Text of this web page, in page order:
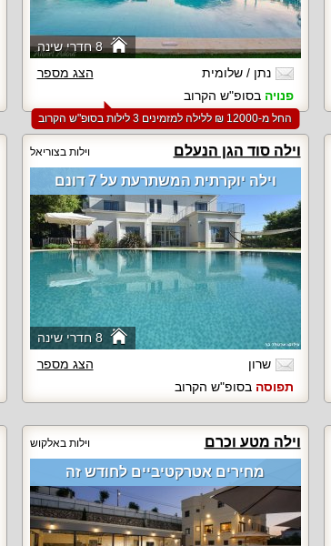
8 חדרי שינה
נתן / שלומית
הצג מספר
פנויה בסופ"ש הקרוב
החל מ-‏12000 ₪ ללילה למזמינים 3 לילות בסופ"ש הקרוב
וילה סוד הגן הנעלם וילות בצוריאל
8 חדרי שינה
וילה יוקרתית המשתרעת על 7 דונם
שרון
הצג מספר
תפוסה בסופ"ש הקרוב
וילה מטע וכרם וילות באלקוש
מחירים אטרקטיביים לחודש זה